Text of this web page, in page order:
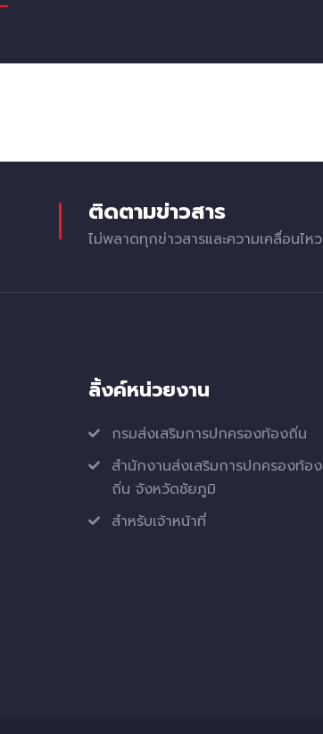
ติดตามข่าวสาร
ไม่พลาดทุกข่าวสารและความเคลื่อนไหว
ลิ้งค์หน่วยงาน
กรมส่งเสริมการปกครองท้องถิ่น
สำนักงานส่งเสริมการปกครองท้อง
ถิ่น จังหวัดชัยภูมิ
สำหรับเจ้าหน้าที่